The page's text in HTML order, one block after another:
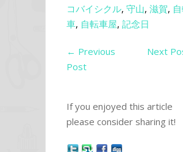
コバイシクル, 守山, 滋賀,
車, 自転車屋, 記念日
← Previous
Post
Next
If you enjoyed this article
please consider sharing it!